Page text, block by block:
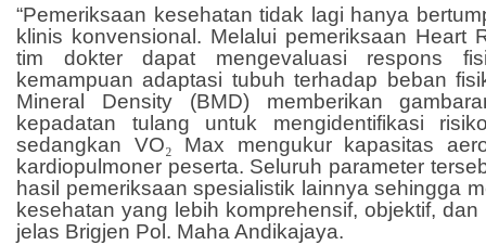
“Pemeriksaan kesehatan tidak lagi hanya
klinis konvensional. Melalui pemeriksaan Heart
tim dokter dapat mengevaluasi respons
kemampuan adaptasi tubuh terhadap beban
Mineral Density (BMD) memberikan
kepadatan tulang untuk mengidentifikasi
sedangkan VO₂ Max mengukur kapasitas
kardiopulmoner peserta. Seluruh parameter
hasil pemeriksaan spesialistik lainnya sehingga
kesehatan yang lebih komprehensif, objektif, dan
jelas Brigjen Pol. Maha Andikajaya.